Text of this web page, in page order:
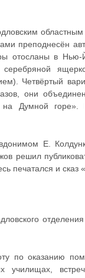
областным
преподнесён
отосланы в
Четвёртый
они
Думной горе».
Е.
решил
печатался и сказ
по оказанию